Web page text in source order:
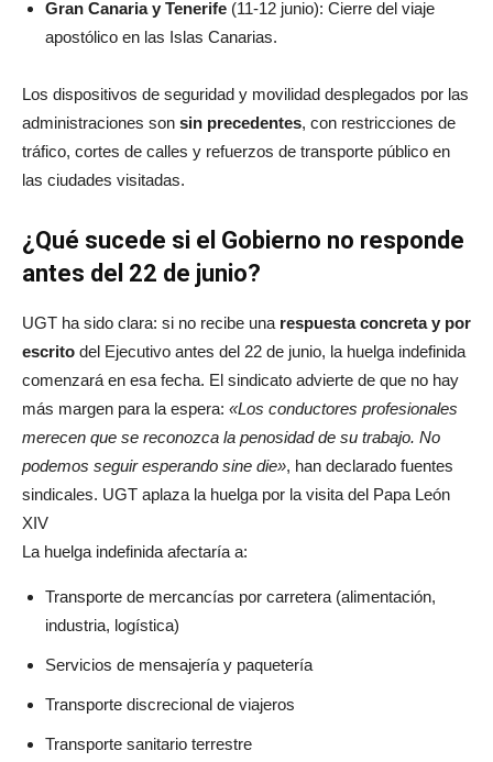
Gran Canaria y Tenerife (11-12 junio): Cierre del viaje
apostólico en las Islas Canarias.
Los dispositivos de seguridad y movilidad desplegados por las
administraciones son sin precedentes, con restricciones de
tráfico, cortes de calles y refuerzos de transporte público en
las ciudades visitadas.
¿Qué sucede si el Gobierno no responde
antes del 22 de junio?
UGT ha sido clara: si no recibe una respuesta concreta y por
escrito del Ejecutivo antes del 22 de junio, la huelga indefinida
comenzará en esa fecha. El sindicato advierte de que no hay
más margen para la espera: «Los conductores profesionales
merecen que se reconozca la penosidad de su trabajo. No
podemos seguir esperando sine die», han declarado fuentes
sindicales. UGT aplaza la huelga por la visita del Papa León
XIV
La huelga indefinida afectaría a:
Transporte de mercancías por carretera (alimentación,
industria, logística)
Servicios de mensajería y paquetería
Transporte discrecional de viajeros
Transporte sanitario terrestre